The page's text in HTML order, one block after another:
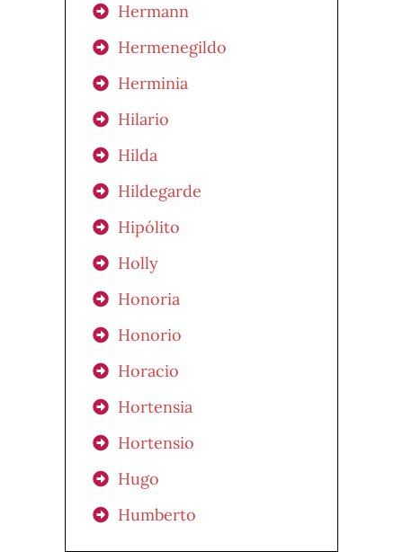
Hermann
Hermenegildo
Herminia
Hilario
Hilda
Hildegarde
Hipólito
Holly
Honoria
Honorio
Horacio
Hortensia
Hortensio
Hugo
Humberto